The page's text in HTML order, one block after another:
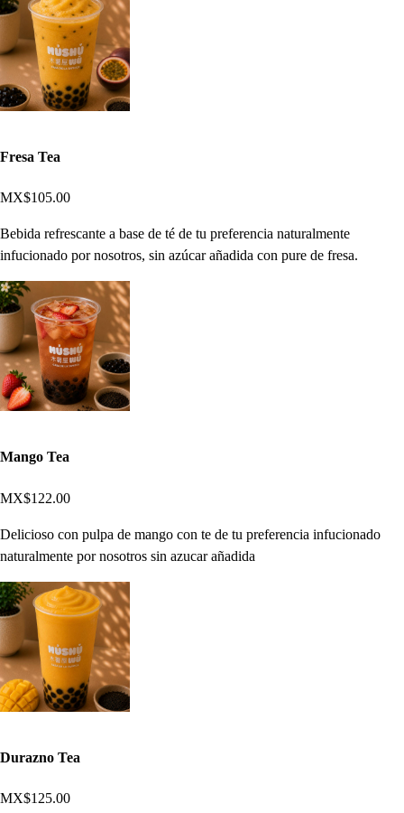
Fresa Tea
MX$105.00
Bebida refrescante a base de té de tu preferencia naturalmente
infucionado por nosotros, sin azúcar añadida con pure de fresa.
Mango Tea
MX$122.00
Delicioso con pulpa de mango con te de tu preferencia infucionado
naturalmente por nosotros sin azucar añadida
Durazno Tea
MX$125.00